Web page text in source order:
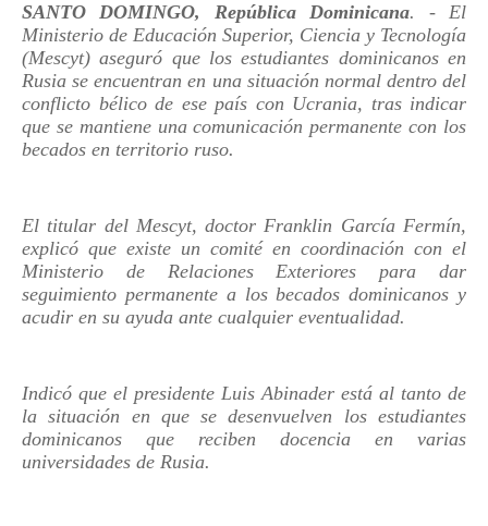
SANTO DOMINGO, República Dominicana. - El
Ministerio de Educación Superior, Ciencia y Tecnología
(Mescyt) aseguró que los estudiantes dominicanos en
Rusia se encuentran en una situación normal dentro del
conflicto bélico de ese país con Ucrania, tras indicar
que se mantiene una comunicación permanente con los
becados en territorio ruso.
El titular del Mescyt, doctor Franklin García Fermín,
explicó que existe un comité en coordinación con el
Ministerio de Relaciones Exteriores para dar
seguimiento permanente a los becados dominicanos y
acudir en su ayuda ante cualquier eventualidad.
Indicó que el presidente Luis Abinader está al tanto de
la situación en que se desenvuelven los estudiantes
dominicanos que reciben docencia en varias
universidades de Rusia.